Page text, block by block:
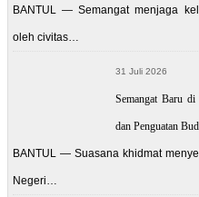
BANTUL — Semangat menjaga
oleh civitas…
31 Juli 2026
Semangat Baru
dan Penguatan
BANTUL — Suasana khidmat
Negeri…